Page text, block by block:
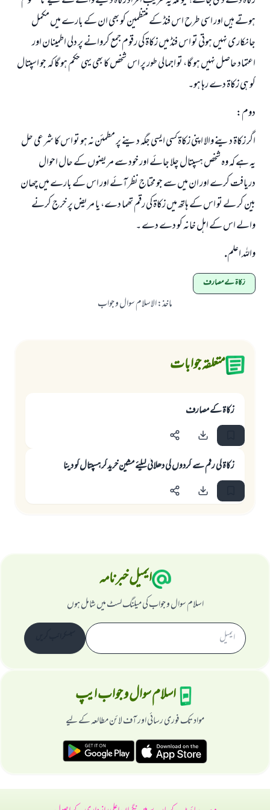
ہوتے ہیں اور اسی طرح اس فنڈ کے منتظمین کو بھی ان کے بارے میں مکمل
جانکاری نہیں ہوتی تو اس فنڈ میں زکاۃ کی رقوم جمع کروانے پر دلی اطمینان اور
اعتماد حاصل نہیں ہو گا، تو اجمالی طور پر اس شخص کا بھی یہی حکم ہو گا کہ جو اسپتال
کو ہی زکاۃ دے رہا ہو۔
دوم:
اگر زکاۃ دینے والا اپنی زکاۃ کسی ایسی جگہ دینے پر مطمئن نہ ہو تو اس کا شرعی حل
یہ ہے کہ وہ شخص ہسپتال چلا جائے اور خود سے مریضوں کے حال احوال
دریافت کرے اور ان میں سے جو محتاج نظر آئے اور اس کے بارے میں چھان
بین کر لے تو اس کے ہاتھ میں زکاۃ کی رقم تھما دے، یا مریض پر خرج کرنے
والے اس کے اہل خانہ کو دے دے ۔
واللہ اعلم.
زکاۃ کے مصارف
ماخذ:الاسلام سوال و جواب
متعلقہ جوابات
زکاۃ کے مصارف
زکاۃ کی رقم سے گردوں کی دھلائی کیلئے مشین خرید کر ہسپتال کو دینا
ایمیل خبرنامہ
اسلام سوال و جواب کی میلنگ لسٹ میں شامل ہوں
اسلام سوال و جواب ایپ
مواد تک فوری رسائی اور آف لائن مطالعہ کے لیے